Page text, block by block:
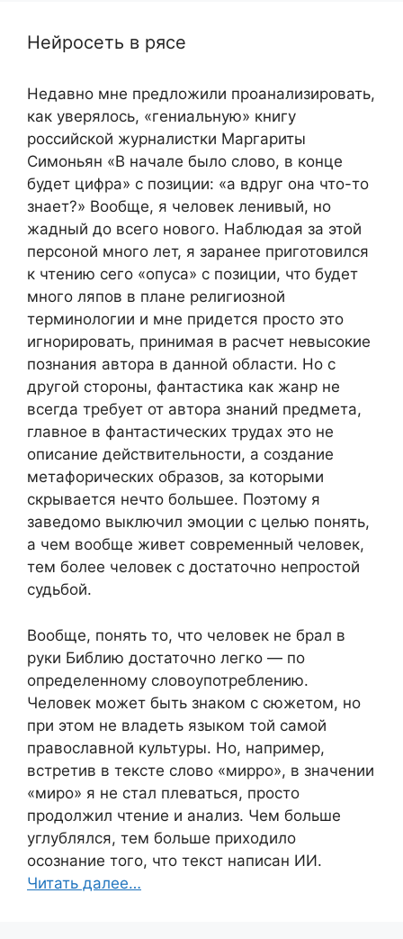
Нейросеть в рясе
Недавно мне предложили проанализировать,
как уверялось, «гениальную» книгу
российской журналистки Маргариты
Симоньян «В начале было слово, в конце
будет цифра» с позиции: «а вдруг она что-то
знает?» Вообще, я человек ленивый, но
жадный до всего нового. Наблюдая за этой
персоной много лет, я заранее приготовился
к чтению сего «опуса» с позиции, что будет
много ляпов в плане религиозной
терминологии и мне придется просто это
игнорировать, принимая в расчет невысокие
познания автора в данной области. Но с
другой стороны, фантастика как жанр не
всегда требует от автора знаний предмета,
главное в фантастических трудах это не
описание действительности, а создание
метафорических образов, за которыми
скрывается нечто большее. Поэтому я
заведомо выключил эмоции с целью понять,
а чем вообще живет современный человек,
тем более человек с достаточно непростой
судьбой.
Вообще, понять то, что человек не брал в
руки Библию достаточно легко — по
определенному словоупотреблению.
Человек может быть знаком с сюжетом, но
при этом не владеть языком той самой
православной культуры. Но, например,
встретив в тексте слово «мирро», в значении
«миро» я не стал плеваться, просто
продолжил чтение и анализ. Чем больше
углублялся, тем больше приходило
осознание того, что текст написан ИИ.
Читать далее…